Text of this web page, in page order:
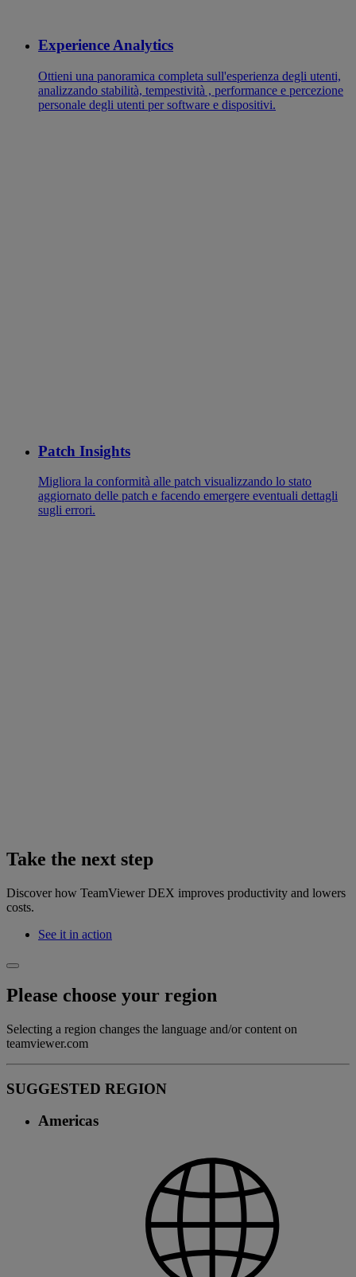
Experience Analytics
Ottieni una panoramica completa sull'esperienza degli utenti,
analizzando stabilità, tempestività , performance e percezione
personale degli utenti per software e dispositivi.
Patch Insights
Migliora la conformità alle patch visualizzando lo stato
aggiornato delle patch e facendo emergere eventuali dettagli
sugli errori.
Take the next step
Discover how TeamViewer DEX improves productivity and lowers
costs.
See it in action
Please choose your region
Selecting a region changes the language and/or content on
teamviewer.com
SUGGESTED REGION
Americas